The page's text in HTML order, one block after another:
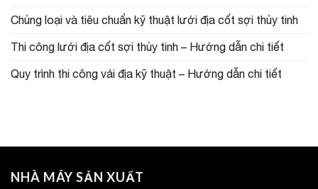
Chủng loại và tiêu chuẩn kỹ thuật lưới địa cốt sợi thủy tinh
Thi công lưới địa cốt sợi thủy tinh – Hướng dẫn chi tiết
Quy trình thi công vải địa kỹ thuật – Hướng dẫn chi tiết
NHÀ MÁY SẢN XUẤT